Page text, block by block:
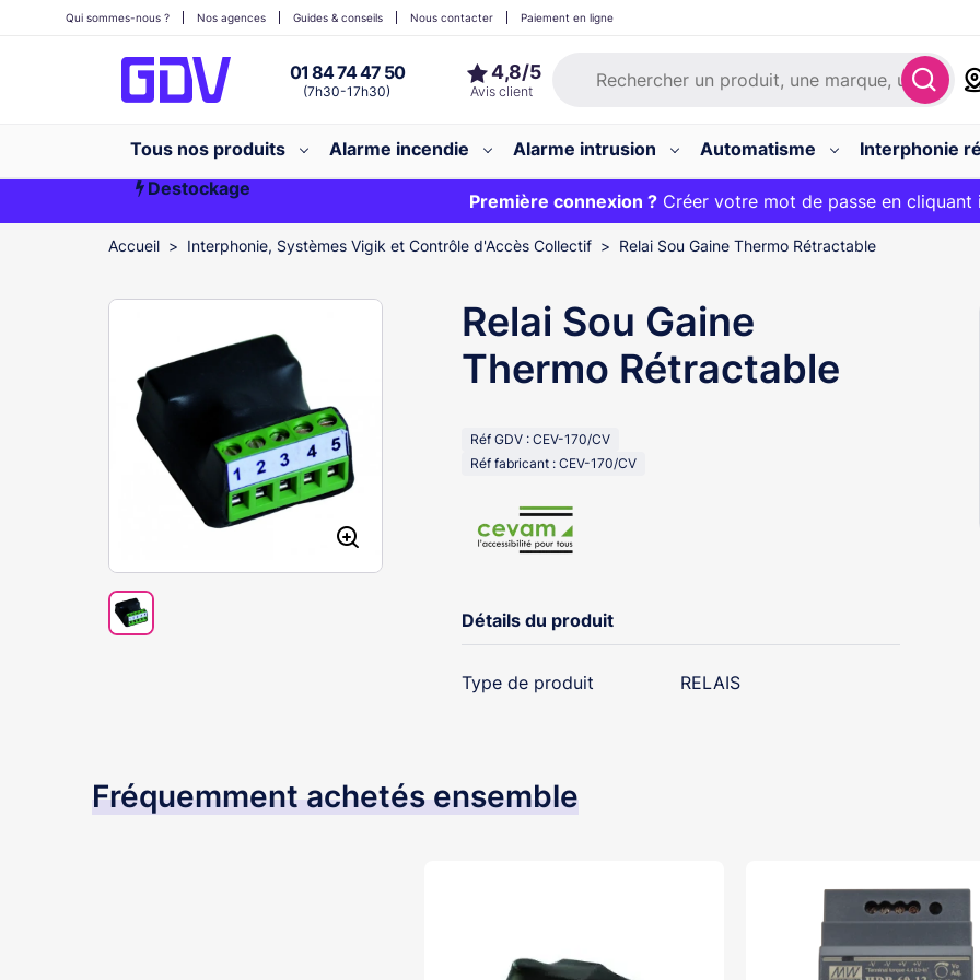
01 84 74 47 50
(7h30-17h30)
Qui sommes-nous ? Nos agences Guides & conseils Nous contacter Paiement en ligne
Tous nos produits Alarme incendie Alarme intrusion Automatisme
Interphonie
Destockage
Première commande ?20€ OFFERT sur votre panier et livraison 24/48h gratuite
Première connexion ?Créer votre mot de passe en
EXCLU WEB :
Accueil Interphonie, Systèmes Vigik et Contrôle d'Accès Collectif Relai Sou Gaine Thermo Rétractable
Relai Sou Gaine
Thermo Rétractable
Réf GDV : CEV-170/CV
Réf fabricant : CEV-170/CV
Détails du produit
Type de produit RELAIS
Fréquemment achetés ensemble